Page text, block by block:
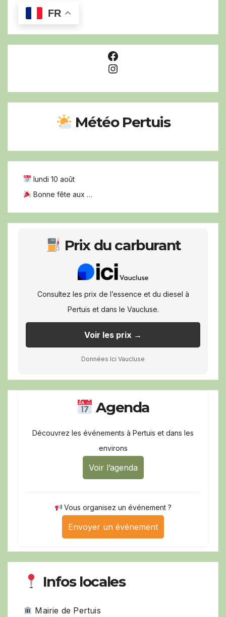
FR
Facebook
Instagram
Météo Pertuis
lundi 10 août
Bonne fête aux …
Prix du carburant
Consultez les prix de l’essence et du diesel à
Pertuis et dans le Vaucluse.
Voir les prix →
Données Ici Vaucluse
Agenda
Découvrez les événements à Pertuis et dans les
environs
Voir l’agenda
Vous organisez un événement ?
Envoyer un événement
Infos locales
Mairie de Pertuis